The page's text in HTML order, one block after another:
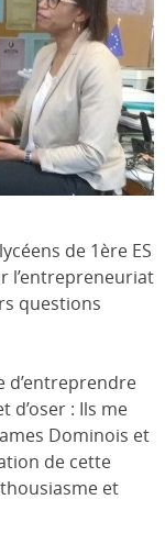
de 1ère ES
l’entrepreneuriat
questions
d’entreprendre
d’oser : Ils me
Dominois et
de cette
et